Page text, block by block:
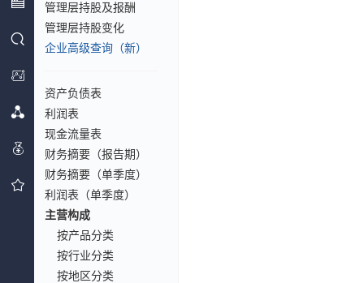
管理层持股及报酬
管理层持股变化
企业高级查询（新）
资产负债表
利润表
现金流量表
财务摘要（报告期）
财务摘要（单季度）
利润表（单季度）
主营构成
按产品分类
按行业分类
按地区分类